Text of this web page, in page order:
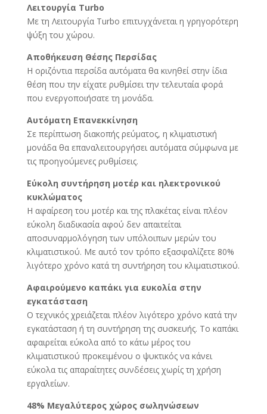
Λειτουργία Turbo
Με τη Λειτουργία Τurbo επιτυγχάνεται η γρηγορότερη
ψύξη του χώρου.
Αποθήκευση Θέσης Περσίδας
Η οριζόντια περσίδα αυτόματα θα κινηθεί στην ίδια
θέση που την είχατε ρυθμίσει την τελευταία φορά
που ενεργοποιήσατε τη μονάδα.
Αυτόματη Επανεκκίνηση
Σε περίπτωση διακοπής ρεύματος, η κλιματιστική
μονάδα θα επαναλειτουργήσει αυτόματα σύμφωνα με
τις προηγούμενες ρυθμίσεις.
Εύκολη συντήρηση μοτέρ και ηλεκτρονικού
κυκλώματος
Η αφαίρεση του μοτέρ και της πλακέτας είναι πλέον
εύκολη διαδικασία αφού δεν απαιτείται
αποσυναρμολόγηση των υπόλοιπων μερών του
κλιματιστικού. Με αυτό τον τρόπο εξασφαλίζετε 80%
λιγότερο χρόνο κατά τη συντήρηση του κλιματιστικού.
Αφαιρούμενο καπάκι για ευκολία στην
εγκατάσταση
Ο τεχνικός χρειάζεται πλέον λιγότερο χρόνο κατά την
εγκατάσταση ή τη συντήρηση της συσκευής. Το καπάκι
αφαιρείται εύκολα από το κάτω μέρος του
κλιματιστικού προκειμένου ο ψυκτικός να κάνει
εύκολα τις απαραίτητες συνδέσεις χωρίς τη χρήση
εργαλείων.
48% Μεγαλύτερος χώρος σωληνώσεων